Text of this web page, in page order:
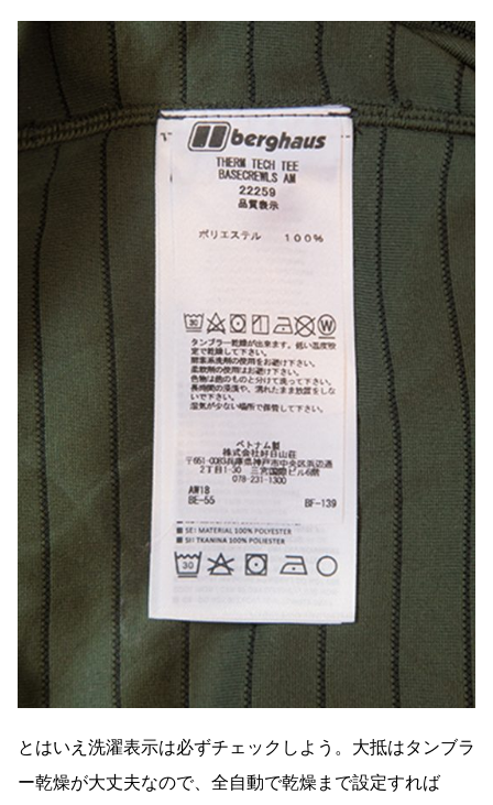
とはいえ洗濯表示は必ずチェックしよう。大抵はタンブラ
ー乾燥が大丈夫なので、全自動で乾燥まで設定すれば